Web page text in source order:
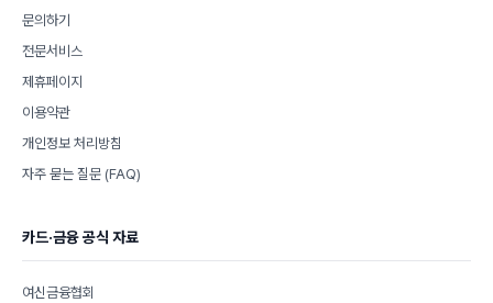
문의하기
전문서비스
제휴페이지
이용약관
개인정보 처리방침
자주 묻는 질문 (FAQ)
카드·금융 공식 자료
여신금융협회